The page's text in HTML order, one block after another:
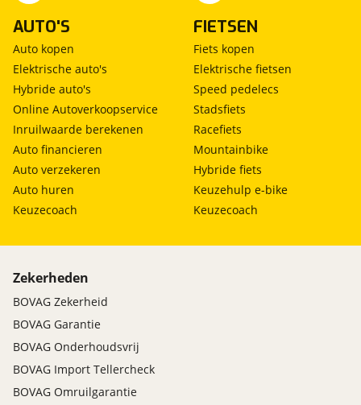
AUTO'S
Auto kopen
Elektrische auto's
Hybride auto's
Online Autoverkoopservice
Inruilwaarde berekenen
Auto financieren
Auto verzekeren
Auto huren
Keuzecoach
FIETSEN
Fiets kopen
Elektrische fietsen
Speed pedelecs
Stadsfiets
Racefiets
Mountainbike
Hybride fiets
Keuzehulp e-bike
Keuzecoach
Zekerheden
BOVAG Zekerheid
BOVAG Garantie
BOVAG Onderhoudsvrij
BOVAG Import Tellercheck
BOVAG Omruilgarantie